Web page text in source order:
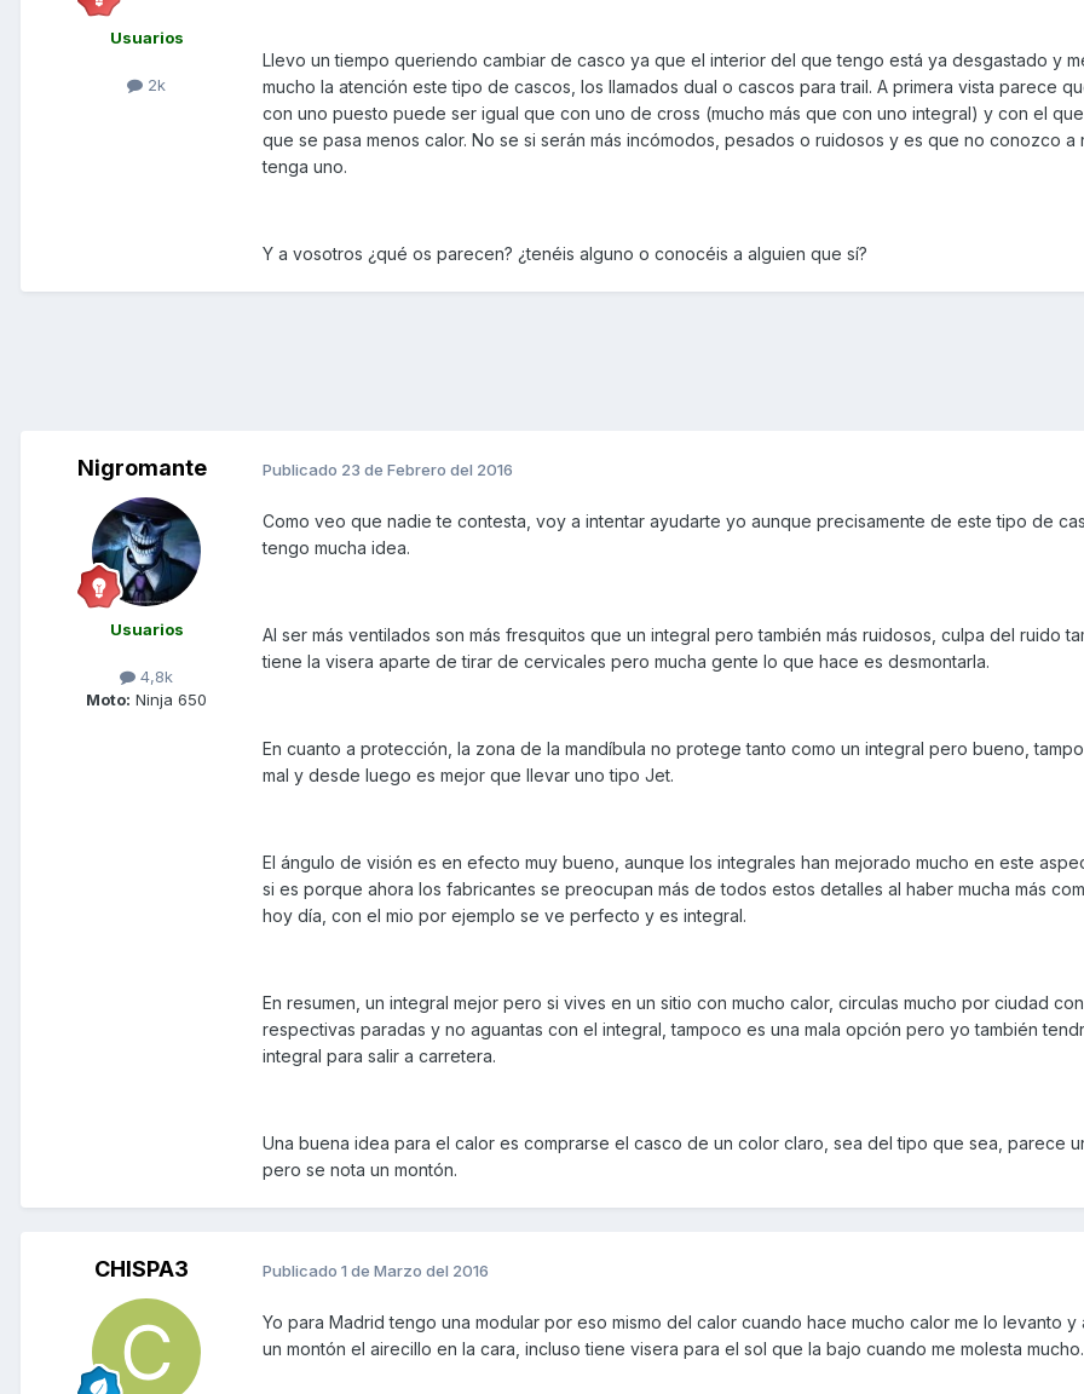
Usuarios
2k
Llevo un tiempo queriendo cambiar de casco ya que el interior del que tengo está ya desgastado y
mucho la atención este tipo de cascos, los llamados dual o cascos para trail. A primera vista parece
con uno puesto puede ser igual que con uno de cross (mucho más que con uno integral) y con el
que se pasa menos calor. No se si serán más incómodos, pesados o ruidosos y es que no conozco a
tenga uno.
Y a vosotros ¿qué os parecen? ¿tenéis alguno o conocéis a alguien que sí?
Nigromante
Usuarios
4,8k
Moto: Ninja 650
Publicado 23 de Febrero del 2016
Como veo que nadie te contesta, voy a intentar ayudarte yo aunque precisamente de este tipo de
tengo mucha idea.
Al ser más ventilados son más fresquitos que un integral pero también más ruidosos, culpa del ruido
tiene la visera aparte de tirar de cervicales pero mucha gente lo que hace es desmontarla.
En cuanto a protección, la zona de la mandíbula no protege tanto como un integral pero bueno,
mal y desde luego es mejor que llevar uno tipo Jet.
El ángulo de visión es en efecto muy bueno, aunque los integrales han mejorado mucho en este
si es porque ahora los fabricantes se preocupan más de todos estos detalles al haber mucha más
hoy día, con el mio por ejemplo se ve perfecto y es integral.
En resumen, un integral mejor pero si vives en un sitio con mucho calor, circulas mucho por ciudad
respectivas paradas y no aguantas con el integral, tampoco es una mala opción pero yo también
integral para salir a carretera.
Una buena idea para el calor es comprarse el casco de un color claro, sea del tipo que sea, parece
pero se nota un montón.
CHISPA3 Publicado 1 de Marzo del 2016
Yo para Madrid tengo una modular por eso mismo del calor cuando hace mucho calor me lo levanto
un montón el airecillo en la cara, incluso tiene visera para el sol que la bajo cuando me molesta mucho.